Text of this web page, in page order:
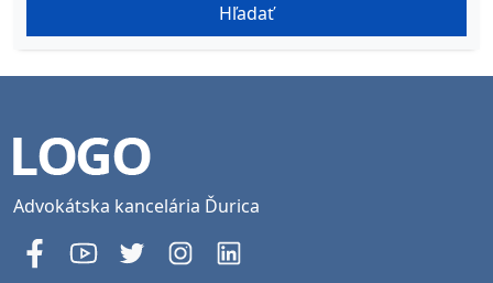
Hľadať
Advokátska kancelária Ďurica